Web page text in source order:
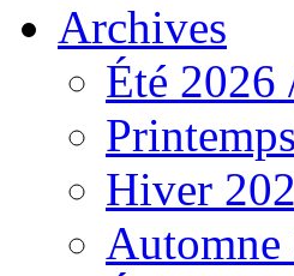
Archives
Été 2026
Hiver
Automne